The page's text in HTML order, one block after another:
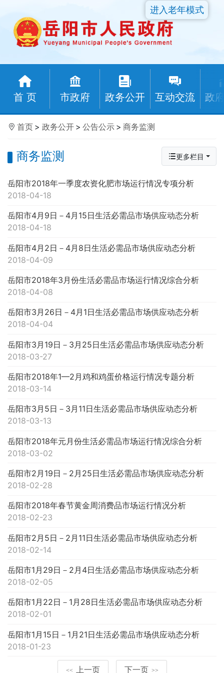
首 页 市政府 政务公开 互动交流 政
进入老年模式
首页 > 政务公开 > 公告公示 > 商务监测
商务监测 更多栏目
岳阳市2018年一季度农资化肥市场运行情况专项分析
2018-04-18
岳阳市4月9日－4月15日生活必需品市场供应动态分析
2018-04-18
岳阳市4月2日－4月8日生活必需品市场供应动态分析
2018-04-09
岳阳市2018年3月份生活必需品市场运行情况综合分析
2018-04-08
岳阳市3月26日－4月1日生活必需品市场供应动态分析
2018-04-04
岳阳市3月19日－3月25日生活必需品市场供应动态分析
2018-03-27
岳阳市2018年1—2月鸡和鸡蛋价格运行情况专题分析
2018-03-14
岳阳市3月5日－3月11日生活必需品市场供应动态分析
2018-03-13
岳阳市2018年元月份生活必需品市场运行情况综合分析
2018-03-02
岳阳市2月19日－2月25日生活必需品市场供应动态分析
2018-02-28
岳阳市2018年春节黄金周消费品市场运行情况分析
2018-02-23
岳阳市2月5日－2月11日生活必需品市场供应动态分析
2018-02-14
岳阳市1月29日－2月4日生活必需品市场供应动态分析
2018-02-05
岳阳市1月22日－1月28日生活必需品市场供应动态分析
2018-02-01
岳阳市1月15日－1月21日生活必需品市场供应动态分析
2018-01-23
<< 上一页 下一页 >>